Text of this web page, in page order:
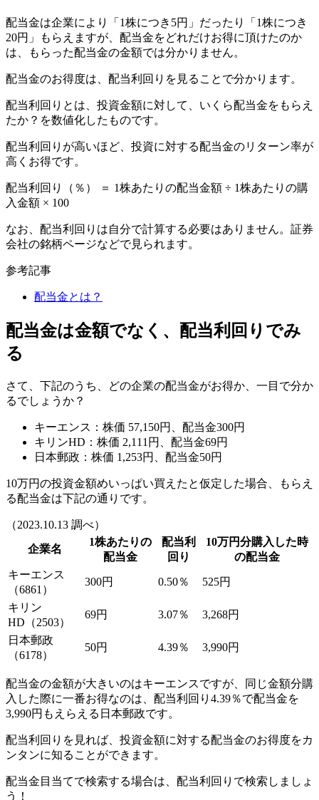
配当金は企業により「1株につき5円」だったり「1株につき
20円」もらえますが、配当金をどれだけお得に頂けたのか
は、もらった配当金の金額では分かりません。
配当金のお得度は、 配当利回り を見ることで分かります。
配当利回りとは、 投資金額に対して、いくら配当金をもらえ
たか？ を数値化したものです。
配当利回りが高いほど、投資に対する配当金のリターン率が
高くお得です。
配当利回り（％） ＝ 1株あたりの配当金額 ÷ 1株あたりの購
入金額 × 100
なお、配当利回りは自分で計算する必要はありません。証券
会社の銘柄ページなどで見られます。
参考記事
配当金とは？
配当金は金額でなく、配当利回りでみ
る
さて、下記のうち、どの企業の配当金がお得か、一目で分か
るでしょうか？
キーエンス：株価 57,150円、配当金300円
キリンHD：株価 2,111円、配当金69円
日本郵政：株価 1,253円、配当金50円
10万円の投資金額めいっぱい買えたと仮定した場合、もらえ
る配当金は下記の通りです。
（2023.10.13 調べ）
企業名
1株あたりの
配当金
配当利
回り
10万円分購入した時
の配当金
キーエンス
（6861）
300円 0.50％ 525円
キリン
HD（2503）
69円 3.07％ 3,268円
日本郵政
（6178）
50円 4.39％ 3,990円
配当金の金額が大きいのはキーエンスですが、同じ金額分購
入した際に一番お得なのは、配当利回り4.39％で配当金を
3,990円もえらえる日本郵政です。
配当利回りを見れば、 投資金額に対する配当金のお得度をカ
ンタンに知る ことができます。
配当金目当てで検索する場合は、 配当利回りで検索 しましょ
う！